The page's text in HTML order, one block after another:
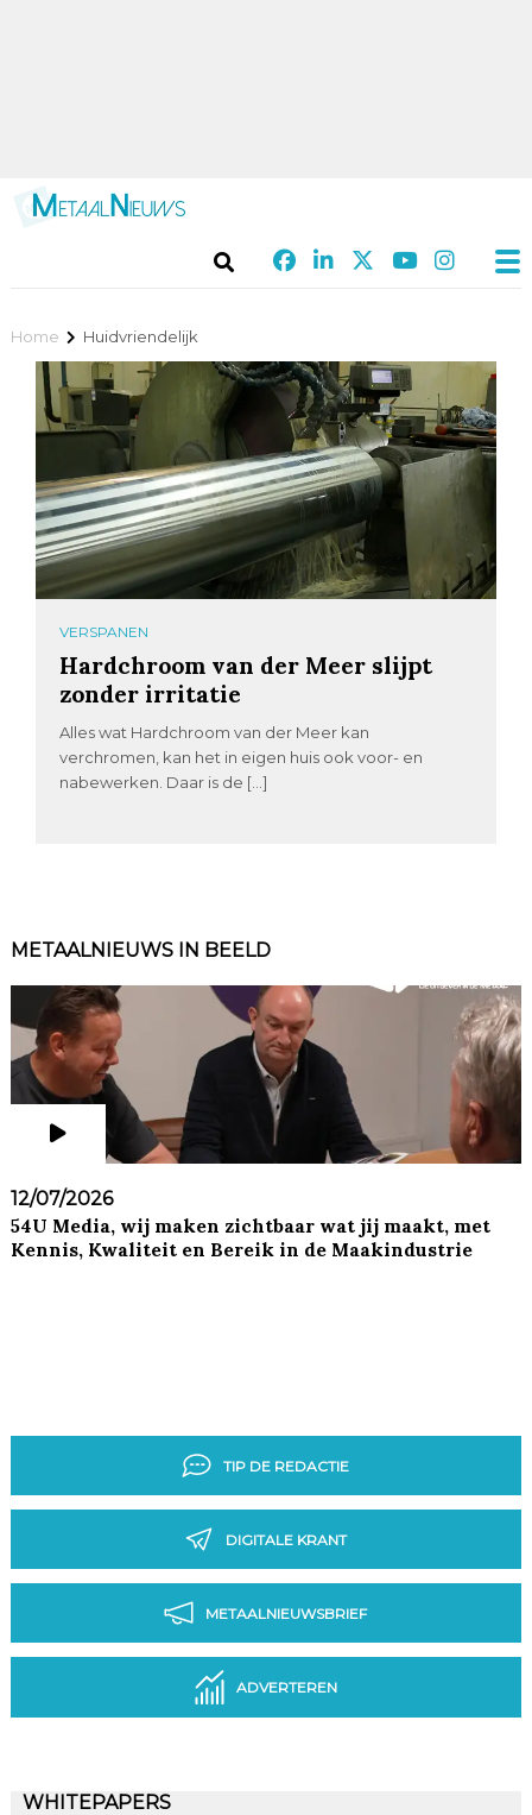
Home Huidvriendelijk
VERSPANEN
Hardchroom van der Meer slijpt
zonder irritatie
Alles wat Hardchroom van der Meer kan
verchromen, kan het in eigen huis ook voor- en
nabewerken. Daar is de […]
METAALNIEUWS IN BEELD
12/07/2026
54U Media, wij maken zichtbaar wat jij maakt, met
Kennis, Kwaliteit en Bereik in de Maakindustrie
TIP DE REDACTIE
DIGITALE KRANT
METAALNIEUWSBRIEF
ADVERTEREN
WHITEPAPERS